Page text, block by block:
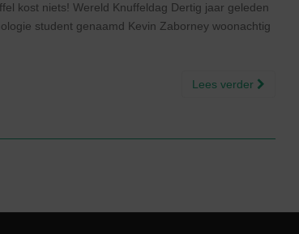
kost niets! Wereld Knuffeldag Dertig jaar geleden
student genaamd Kevin Zaborney woonachtig
Lees verder